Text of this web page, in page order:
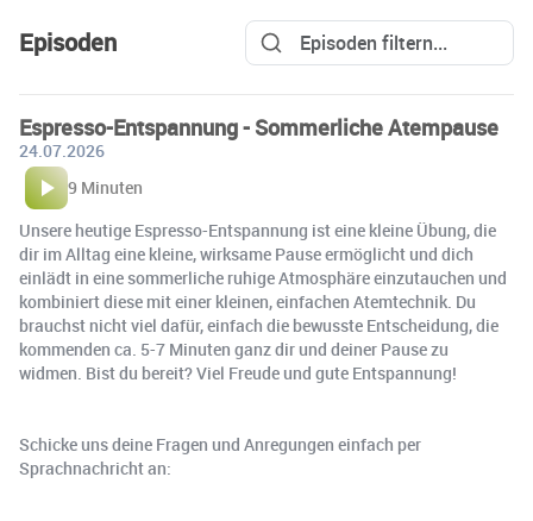
Episoden
Espresso-Entspannung - Sommerliche Atempause
24.07.2026
9 Minuten
Unsere heutige Espresso-Entspannung ist eine kleine Übung, die
dir im Alltag eine kleine, wirksame Pause ermöglicht und dich
einlädt in eine sommerliche ruhige Atmosphäre einzutauchen und
kombiniert diese mit einer kleinen, einfachen Atemtechnik. Du
brauchst nicht viel dafür, einfach die bewusste Entscheidung, die
kommenden ca. 5-7 Minuten ganz dir und deiner Pause zu
widmen. Bist du bereit? Viel Freude und gute Entspannung!
Schicke uns deine Fragen und Anregungen einfach per
Sprachnachricht an: